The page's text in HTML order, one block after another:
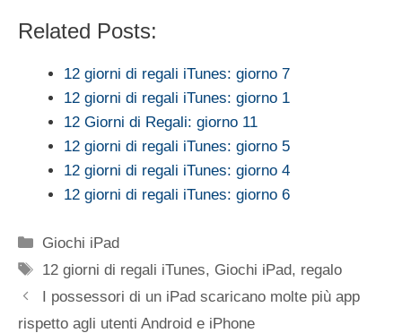
Related Posts:
12 giorni di regali iTunes: giorno 7
12 giorni di regali iTunes: giorno 1
12 Giorni di Regali: giorno 11
12 giorni di regali iTunes: giorno 5
12 giorni di regali iTunes: giorno 4
12 giorni di regali iTunes: giorno 6
Categorie
Giochi iPad
Tag
12 giorni di regali iTunes, Giochi iPad, regalo
I possessori di un iPad scaricano molte più app
rispetto agli utenti Android e iPhone